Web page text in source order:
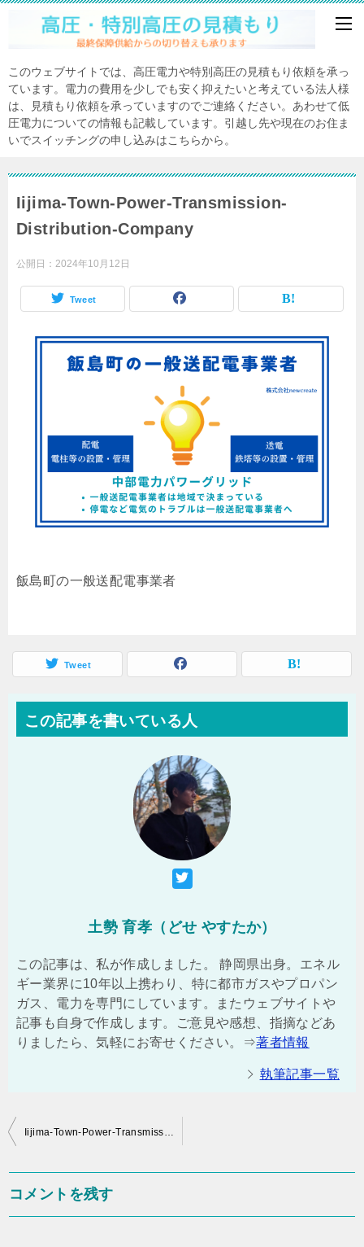
このウェブサイトでは、高圧電力や特別高圧の見積もり依頼を承っ
ています。電力の費用を少しでも安く抑えたいと考えている法人様
は、見積もり依頼を承っていますのでご連絡ください。あわせて低
圧電力についての情報も記載しています。引越し先や現在のお住ま
いでスイッチングの申し込みはこちらから。
Iijima-Town-Power-Transmission-
Distribution-Company
公開日： 2024年10月12日
Tweet
飯島町の一般送配電事業者
Tweet
この記事を書いている人
土勢 育孝（どせ やすたか）
この記事は、私が作成しました。 静岡県出身。エネル
ギー業界に10年以上携わり、特に都市ガスやプロパン
ガス、電力を専門にしています。またウェブサイトや
記事も自身で作成します。ご意見や感想、指摘などあ
りましたら、気軽にお寄せください。⇒著者情報
執筆記事一覧
投
Iijima-Town-Power-Transmission-Distribution-Company
コメントを残す